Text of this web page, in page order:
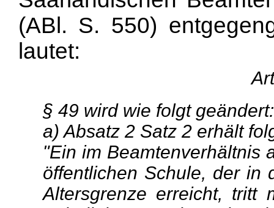
(ABl. S. 550)
lautet:
§ 49 wird wie folgt geändert:
a) Absatz 2 Satz 2 erhält
"Ein im Beamtenverhältnis
öffentlichen Schule, der in
Altersgrenze erreicht,